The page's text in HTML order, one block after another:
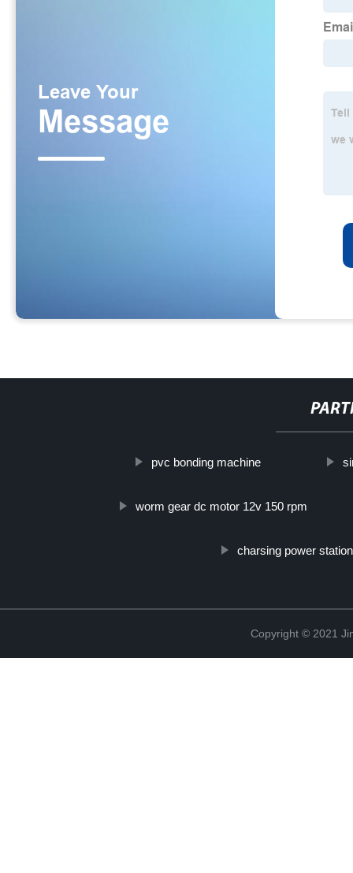
pvc bonding machine
worm gear dc motor 12v 150 rpm
charsing power
Copyright © 2021